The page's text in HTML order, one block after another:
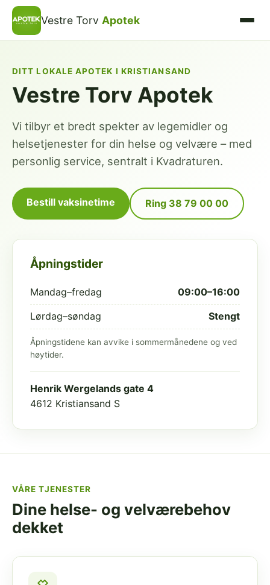
Vestre Torv Apotek
DITT LOKALE APOTEK I KRISTIANSAND
Vestre Torv Apotek
Vi tilbyr et bredt spekter av legemidler og
helsetjenester for din helse og velvære – med
personlig service, sentralt i Kvadraturen.
Bestill vaksinetime Ring 38 79 00 00
Åpningstider
Mandag–fredag 09:00–16:00
Lørdag–søndag Stengt
Åpningstidene kan avvike i sommermånedene og ved
høytider.
Henrik Wergelands gate 4
4612 Kristiansand S
VÅRE TJENESTER
Dine helse- og velværebehov
dekket